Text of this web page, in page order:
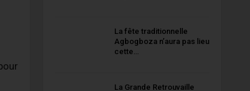
La fête traditionnelle
Agbogboza n’aura pas lieu
cette…
La Grande Retrouvaille